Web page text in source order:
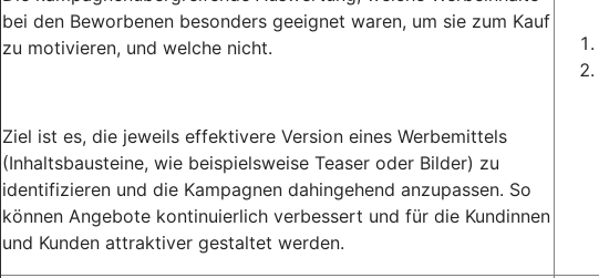
bei den Beworbenen besonders geeignet waren, um sie zum Kauf
zu motivieren, und welche nicht.
Ziel ist es, die jeweils effektivere Version eines Werbemittels
(Inhaltsbausteine, wie beispielsweise Teaser oder Bilder) zu
identifizieren und die Kampagnen dahingehend anzupassen. So
können Angebote kontinuierlich verbessert und für die Kundinnen
und Kunden attraktiver gestaltet werden.